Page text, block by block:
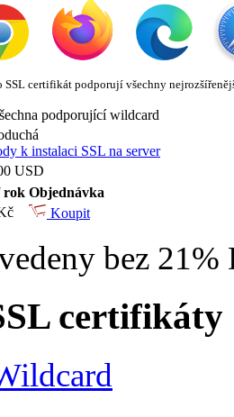
SSL certifikát podporují všechny
podporující wildcard
k instalaci SSL na server
USD
rok Objednávka
Koupit
bez 21%
certifikáty